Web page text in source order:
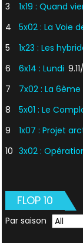
3
1x19 : Quand
4
5x02 : La Voie
5
1x23 : Les
6
6x14 : Lundi
7
7x02 : La
8
5x01 : Le
9
1x07 : Projet
10 3x02 :
FLOP 10
Par saison